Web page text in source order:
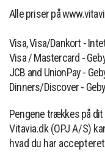
Alle priser på
Visa, Visa/Dankort -
Visa / Mastercard -
JCB and UnionPay -
Dinners/Discover -
Pengene trækkes på
Vitavia.dk (OPJ A/S)
hvad du har